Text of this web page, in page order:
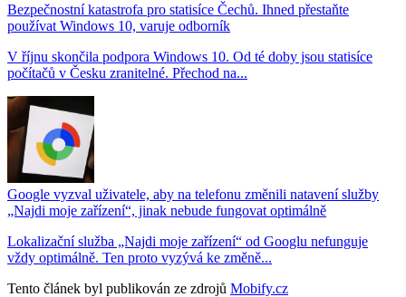
Bezpečnostní katastrofa pro statisíce Čechů. Ihned přestaňte
používat Windows 10, varuje odborník
V říjnu skončila podpora Windows 10. Od té doby jsou statisíce
počítačů v Česku zranitelné. Přechod na...
Google vyzval uživatele, aby na telefonu změnili natavení služby
„Najdi moje zařízení“, jinak nebude fungovat optimálně
Lokalizační služba „Najdi moje zařízení“ od Googlu nefunguje
vždy optimálně. Ten proto vyzývá ke změně...
Tento článek byl publikován ze zdrojů Mobify.cz